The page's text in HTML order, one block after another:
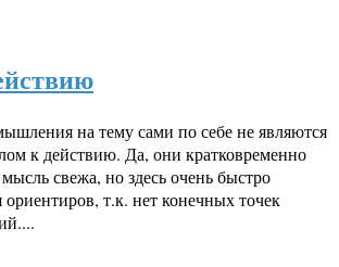
на тему сами по себе не являются
к действию. Да, они кратковременно
свежа, но здесь очень быстро
ориентиров, т.к. нет конечных точек